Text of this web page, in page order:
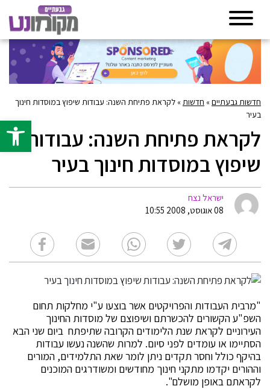
פתח
חדשות גבעתיים» חדשות » לקראת פתיחת השנה: עבודות שיפוץ במוסדות חינוך
בעיר
לקראת פתיחת השנה: עבודות
שיפוץ במוסדות חינוך בעיר
ישראל נצח
08 אוגוסט, 2008 10:55
"מרבית העבודות והפרויקטים אשר בוצעו ע"י מחלקות תחום
השפ"ע הקשורים להכשרתם ושיפוצם של מוסדות החינוך
העירוניים לקראת שנת הלימודים הקרובה שתיפתח ביום שני הבא
הסתיימו או עומדים לפני סיום. למרות שהשנה נעשו עבודות
בהיקף כולל וחסר תקדים ניתן לומר שאת התלמידים, המורים
וההורים יקדמו מתקני חינוך מחודשים ומשודרגים המוכנים
לקראתם באופן מושלם".